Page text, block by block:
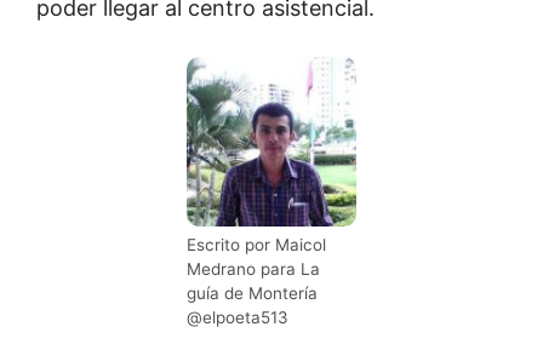
poder llegar al centro asistencial.
Escrito por Maicol
Medrano para La
guía de Montería
@elpoeta513